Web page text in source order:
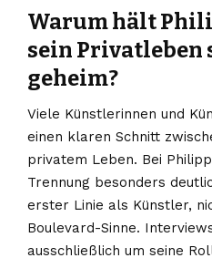
Warum hält
sein Privatleben
geheim?
Viele Künstlerinnen und
einen klaren Schnitt
privatem Leben. Bei
Trennung besonders
erster Linie als Künstler,
Boulevard-Sinne.
ausschließlich um seine